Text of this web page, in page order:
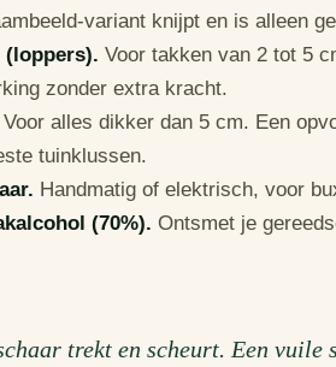
variant knijpt en is alleen
(loppers). Voor takken van 2 tot 5
zonder extra kracht.
Voor alles dikker dan 5 cm. Een
tuinklussen.
Handmatig of elektrisch, voor
(70%). Ontsmet je
trekt en scheurt. Een